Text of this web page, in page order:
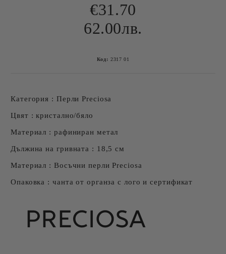
€31.70
62.00лв.
Код: 2317 01
Категория : Перли Preciosa
Цвят : кристално/бяло
Материал : рафиниран метал
Дължина на гривната : 18,5 см
Материал : Восъчни перли Preciosa
Опаковка : чанта от органза с лого и сертификат